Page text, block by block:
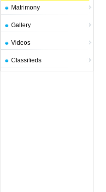
Matrimony
Gallery
Videos
Classifieds